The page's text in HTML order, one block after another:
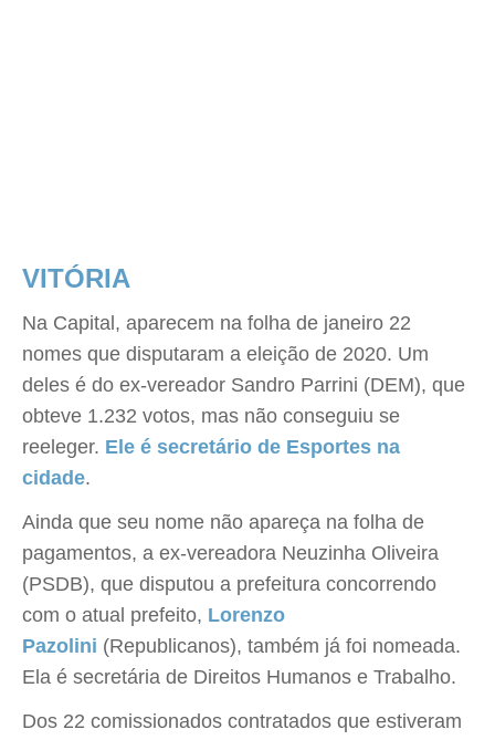
VITÓRIA
Na Capital, aparecem na folha de janeiro 22
nomes que disputaram a eleição de 2020. Um
deles é do ex-vereador Sandro Parrini (DEM), que
obteve 1.232 votos, mas não conseguiu se
reeleger. Ele é secretário de Esportes na
cidade.
Ainda que seu nome não apareça na folha de
pagamentos, a ex-vereadora Neuzinha Oliveira
(PSDB), que disputou a prefeitura concorrendo
com o atual prefeito, Lorenzo
Pazolini (Republicanos), também já foi nomeada.
Ela é secretária de Direitos Humanos e Trabalho.
Dos 22 comissionados contratados que estiveram